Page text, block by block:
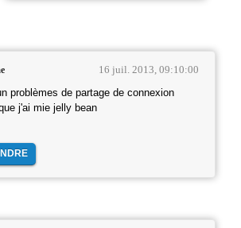
16 juil. 2013, 09:10:00
problèmes de partage de connexion
j'ai mie jelly bean